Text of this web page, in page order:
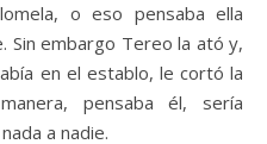
o eso pensaba ella
Sin embargo Tereo la ató y,
en el establo, le cortó la
pensaba él, sería
a nadie.